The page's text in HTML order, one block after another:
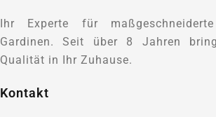
Ihr Experte für
Gardinen. Seit über 8 Jahren
Qualität in Ihr Zuhause.
Kontakt